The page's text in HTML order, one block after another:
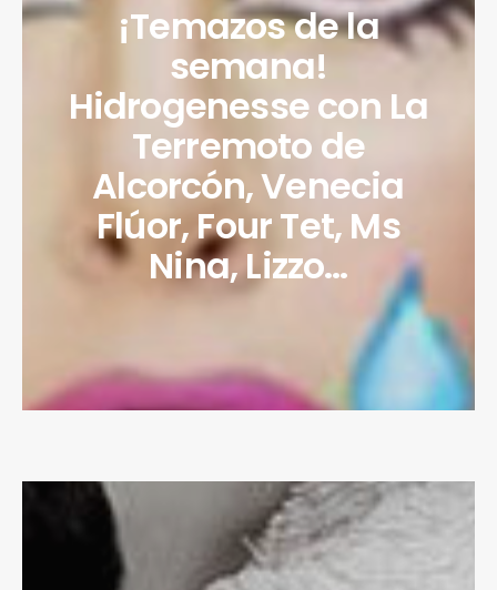
¡Temazos de la
semana!
Hidrogenesse con La
Terremoto de
Alcorcón, Venecia
Flúor, Four Tet, Ms
Nina, Lizzo…